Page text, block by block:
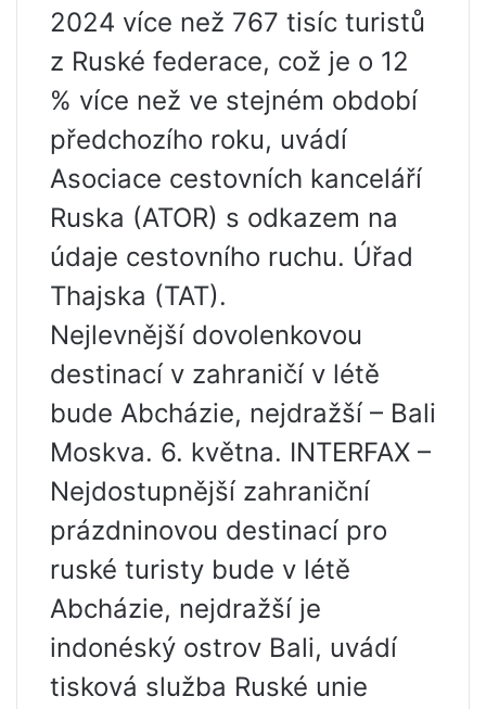
2024 více než 767 tisíc turistů
z Ruské federace, což je o 12
% více než ve stejném období
předchozího roku, uvádí
Asociace cestovních kanceláří
Ruska (ATOR) s odkazem na
údaje cestovního ruchu. Úřad
Thajska (TAT).
Nejlevnější dovolenkovou
destinací v zahraničí v létě
bude Abcházie, nejdražší – Bali
Moskva. 6. května. INTERFAX –
Nejdostupnější zahraniční
prázdninovou destinací pro
ruské turisty bude v létě
Abcházie, nejdražší je
indonéský ostrov Bali, uvádí
tisková služba Ruské unie